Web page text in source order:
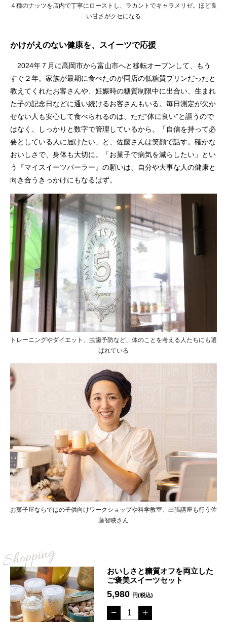
４種のナッツを店内で丁寧にローストし、ラカントでキャラメリゼ。ほど良
い甘さがクセになる
かけがえのない健康を、スイーツで応援
2024年７月に高岡市から富山市へと移転オープンして、もう
すぐ２年。家族が最期に食べたのが同店の低糖質プリンだったと
教えてくれたお客さんや、妊娠時の糖質制限中に出合い、生まれ
た子の記念日などに通い続けるお客さんもいる。毎日測定が欠か
せない人も安心して食べられるのは、ただ“体に良い”と謳うので
はなく、しっかりと数字で管理しているから。「自信を持って必
要としている人に届けたい」と、佐藤さんは笑顔で話す。確かな
おいしさで、身体も大切に。「お菓子で病気を減らしたい」とい
う『マイスイーツパーラー』の願いは、自分や大事な人の健康と
向き合うきっかけにもなるはず。
トレーニングやダイエット、虫歯予防など、体のことを考える人たちにも選
ばれている
お菓子屋ならではの子供向けワークショップや科学教室、出張講座も行う佐
藤智映さん
おいしさと糖質オフを両立した
ご褒美スイーツセット
5,980 円(税込)